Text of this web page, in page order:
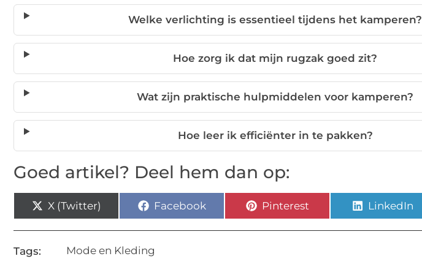
Welke verlichting is essentieel tijdens het kamperen?
Hoe zorg ik dat mijn rugzak goed zit?
Wat zijn praktische hulpmiddelen voor kamperen?
Hoe leer ik efficiënter in te pakken?
Goed artikel? Deel hem dan op:
X (Twitter) Facebook Pinterest LinkedIn
Tags: Mode en Kleding